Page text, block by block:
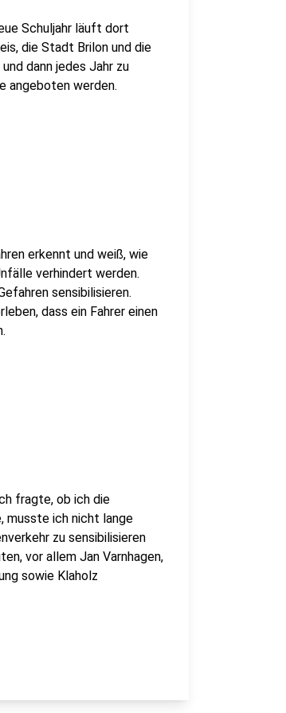
Schuljahr läuft dort
die Stadt Brilon und die
dann jedes Jahr zu
angeboten werden.
erkennt und weiß, wie
verhindert werden.
sensibilisieren.
dass ein Fahrer einen
fragte, ob ich die
musste ich nicht lange
zu sensibilisieren
vor allem Jan Varnhagen,
sowie Klaholz